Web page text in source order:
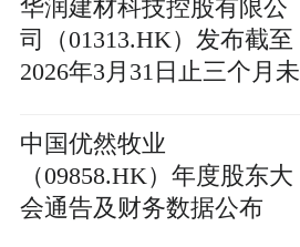
华润建材科技控股有限公
司（01313.HK）发布截至
2026年3月31日止三个月未
司营业额和净利润均有所
下降。 每日速读
中国优然牧业
（09858.HK）年度股东大
会通告及财务数据公布